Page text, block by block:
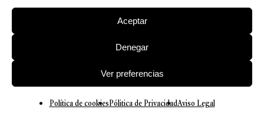
Aceptar
Denegar
Ver preferencias
Política de cookiesPólitica de PrivacidadAviso Legal
aportando la documentación exigida para cada
© 2026 Barrilero
Política de Privacidad|Aviso legal|Política de cookies|
Canal Ético|Política de Seguridad de la información